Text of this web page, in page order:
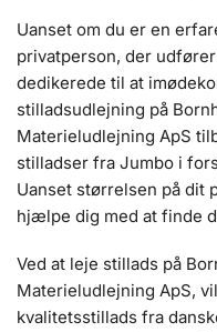
Uanset om du er en
privatperson, der
dedikerede til at
stilladsudlejning på
Materieludlejning ApS
stilladser fra Jumbo i
Uanset størrelsen på dit
hjælpe dig med at finde
Ved at leje stillads på
Materieludlejning ApS,
kvalitetsstillads fra